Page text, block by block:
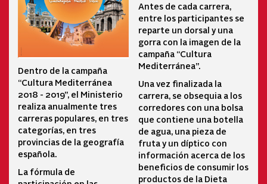
Dentro de la campaña
“Cultura Mediterránea
2018 - 2019”, el Ministerio
realiza anualmente tres
carreras populares, en tres
categorías, en tres
provincias de la geografía
española.
La fórmula de
Antes de cada carrera,
entre los participantes se
reparte un dorsal y una
gorra con la imagen de la
campaña “Cultura
Mediterránea”.
Una vez finalizada la
carrera, se obsequia a los
corredores con una bolsa
que contiene una botella
de agua, una pieza de
fruta y un díptico con
información acerca de los
beneficios de consumir los
productos de la Dieta